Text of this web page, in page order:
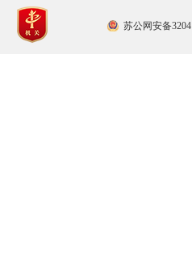
苏公网安备